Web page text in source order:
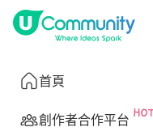
首頁
創作者合作平台